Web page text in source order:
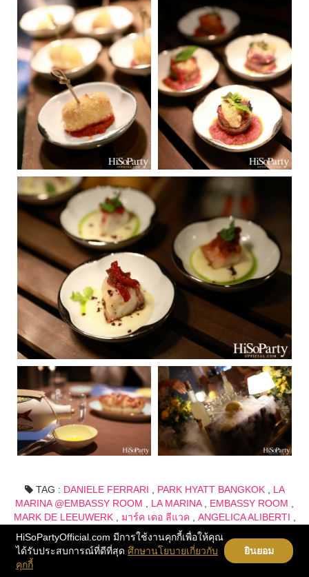
TAG : DANIELE FERRARI , PARK HYATT BANGKOK, LA
MARINA @EMBASSY ROOM , LA MARINA, EMBASSY ROOM ,
MARK DE LEEUWERK, มาร์ค เดอ ลีแวค, ANGELICA ALIBERTI ,
แองเจลิกา อลิเบอร์ติ
HiSoPartyOfficial.com มีการใช้งานคุกกี้เพื่อให้คุณ
ได้รับประสบการณ์ที่ดีที่สุด ศึกษานโยบายเกี่ยวกับ
คุกกี้
ยินยอม